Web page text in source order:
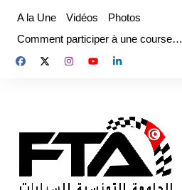
contenu
A la Une Vidéos
Photos
Comment participer à une course…